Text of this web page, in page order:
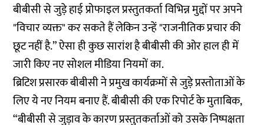
बीबीसी से जुड़े हाई प्रोफाइल प्रस्तुतकर्ता विभिन्न मुद्दों पर अपने
"विचार व्यक्त" कर सकते हैं लेकिन उन्हें "राजनीतिक प्रचार की
छूट नहीं है.” ऐसा ही कुछ सारांश है बीबीसी की ओर हाल ही में
जारी किए नए सोशल मीडिया नियमों का.
ब्रिटिश प्रसारक बीबीसी ने प्रमुख कार्यक्रमों से जुड़े प्रस्तोताओं के
लिए ये नए नियम बनाए हैं. बीबीसी की एक रिपोर्ट के मुताबिक,
“बीबीसी से जुड़ाव के कारण प्रस्तुतकर्ताओं को उसके निष्पक्षता